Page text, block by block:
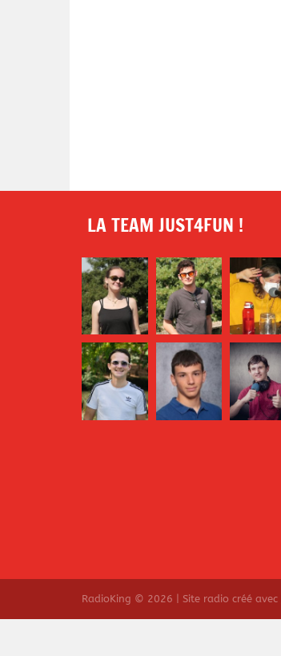
LA TEAM JUST4FUN !
RadioKing © 2026 | Site radio créé avec